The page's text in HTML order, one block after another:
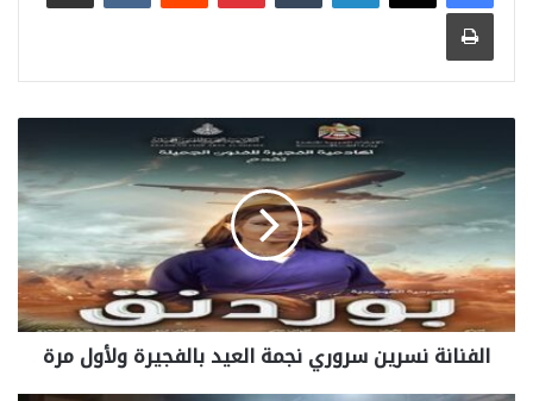
طباعة
الفنانة نسرين سروري نجمة العيد بالفجيرة ولأول مرة